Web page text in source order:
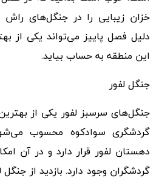
خزان زیبایی را در جنگلهای راش
دلیل فصل پاییز میتواند یکی از
این منطقه به حساب بیاید.
جنگل لفور
جنگلهای سرسبز لفور یکی از
گردشگری سوادکوه محسوب می
دهستان لفور قرار دارد و در آن
گردشگران وجود دارد. بازدید از جنگل